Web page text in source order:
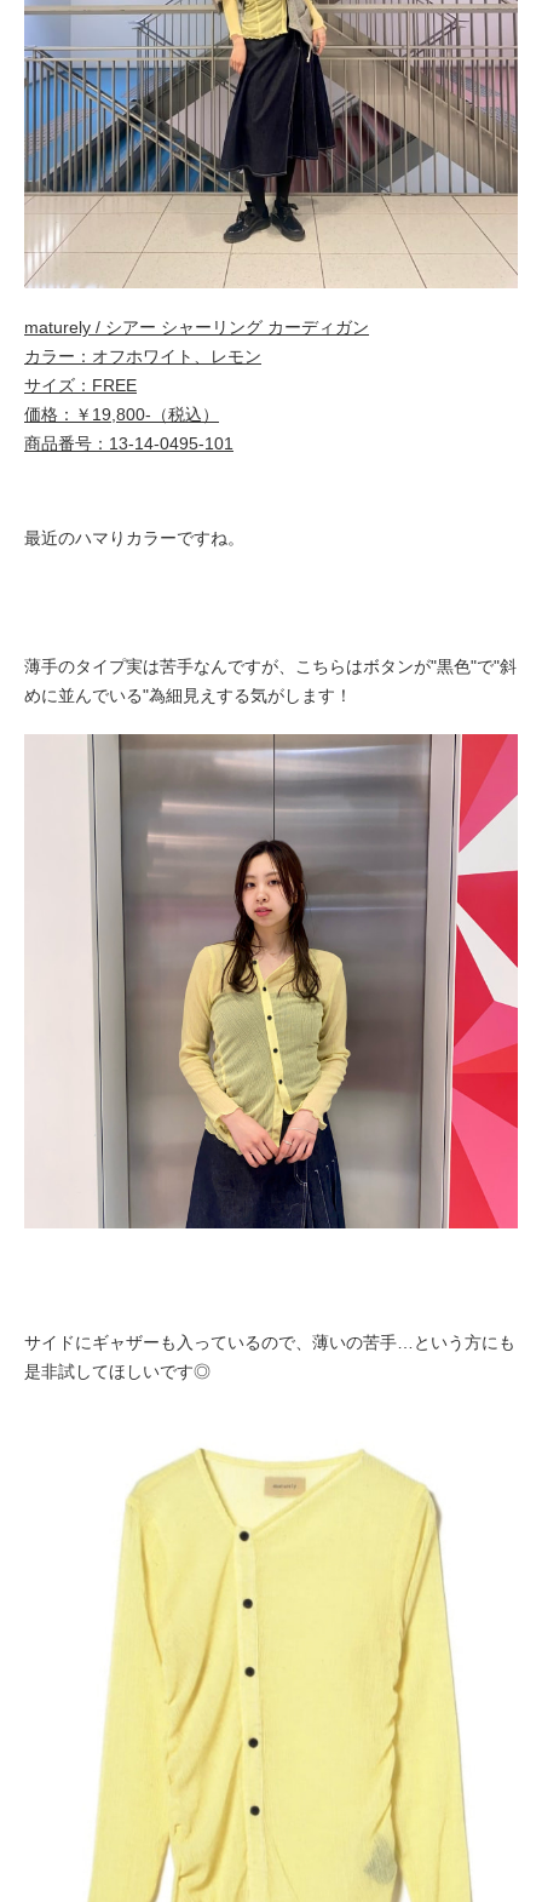
maturely / シアー シャーリング カーディガン
カラー：オフホワイト、レモン
サイズ：FREE
価格：￥19,800-（税込）
商品番号：13-14-0495-101
最近のハマりカラーですね。
薄手のタイプ実は苦手なんですが、こちらはボタンが"黒色"で"斜
めに並んでいる"為細見えする気がします！
サイドにギャザーも入っているので、薄いの苦手…という方にも
是非試してほしいです◎